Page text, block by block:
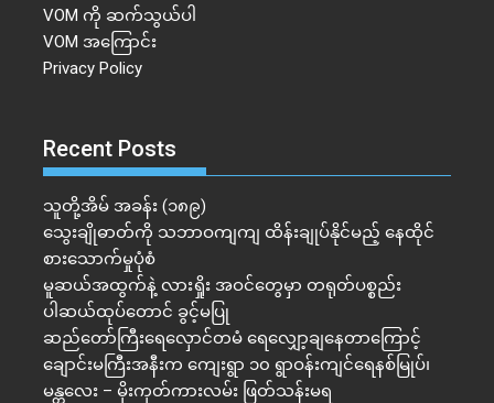
VOM ကို ဆက်သွယ်ပါ
VOM အကြောင်း
Privacy Policy
Recent Posts
သူတို့အိမ် အခန်း (၁၈၉)
သွေးချိုဓာတ်ကို သဘာဝကျကျ ထိန်းချုပ်နိုင်မည့် နေထိုင်
စားသောက်မှုပုံစံ
မူဆယ်အထွက်နဲ့ လားရှိုး အဝင်တွေမှာ တရုတ်ပစ္စည်း
ပါဆယ်ထုပ်တောင် ခွင့်မပြု
ဆည်တော်ကြီးရေလှောင်တမံ ရေလျှော့ချနေတာကြောင့်
ချောင်းမကြီးအနီးက ကျေးရွာ ၁၀ ရွာဝန်းကျင်ရေနစ်မြုပ်၊
မန္တလေး – မိုးကုတ်ကားလမ်း ဖြတ်သန်းမရ